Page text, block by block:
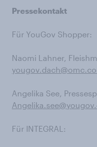
Pressekontakt
Für YouGov Shopper:
Naomi Lahner,
Angelika See,
Für INTEGRAL: